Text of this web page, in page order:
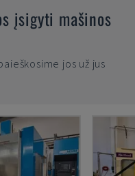
įsigyti mašinos
jos už jus